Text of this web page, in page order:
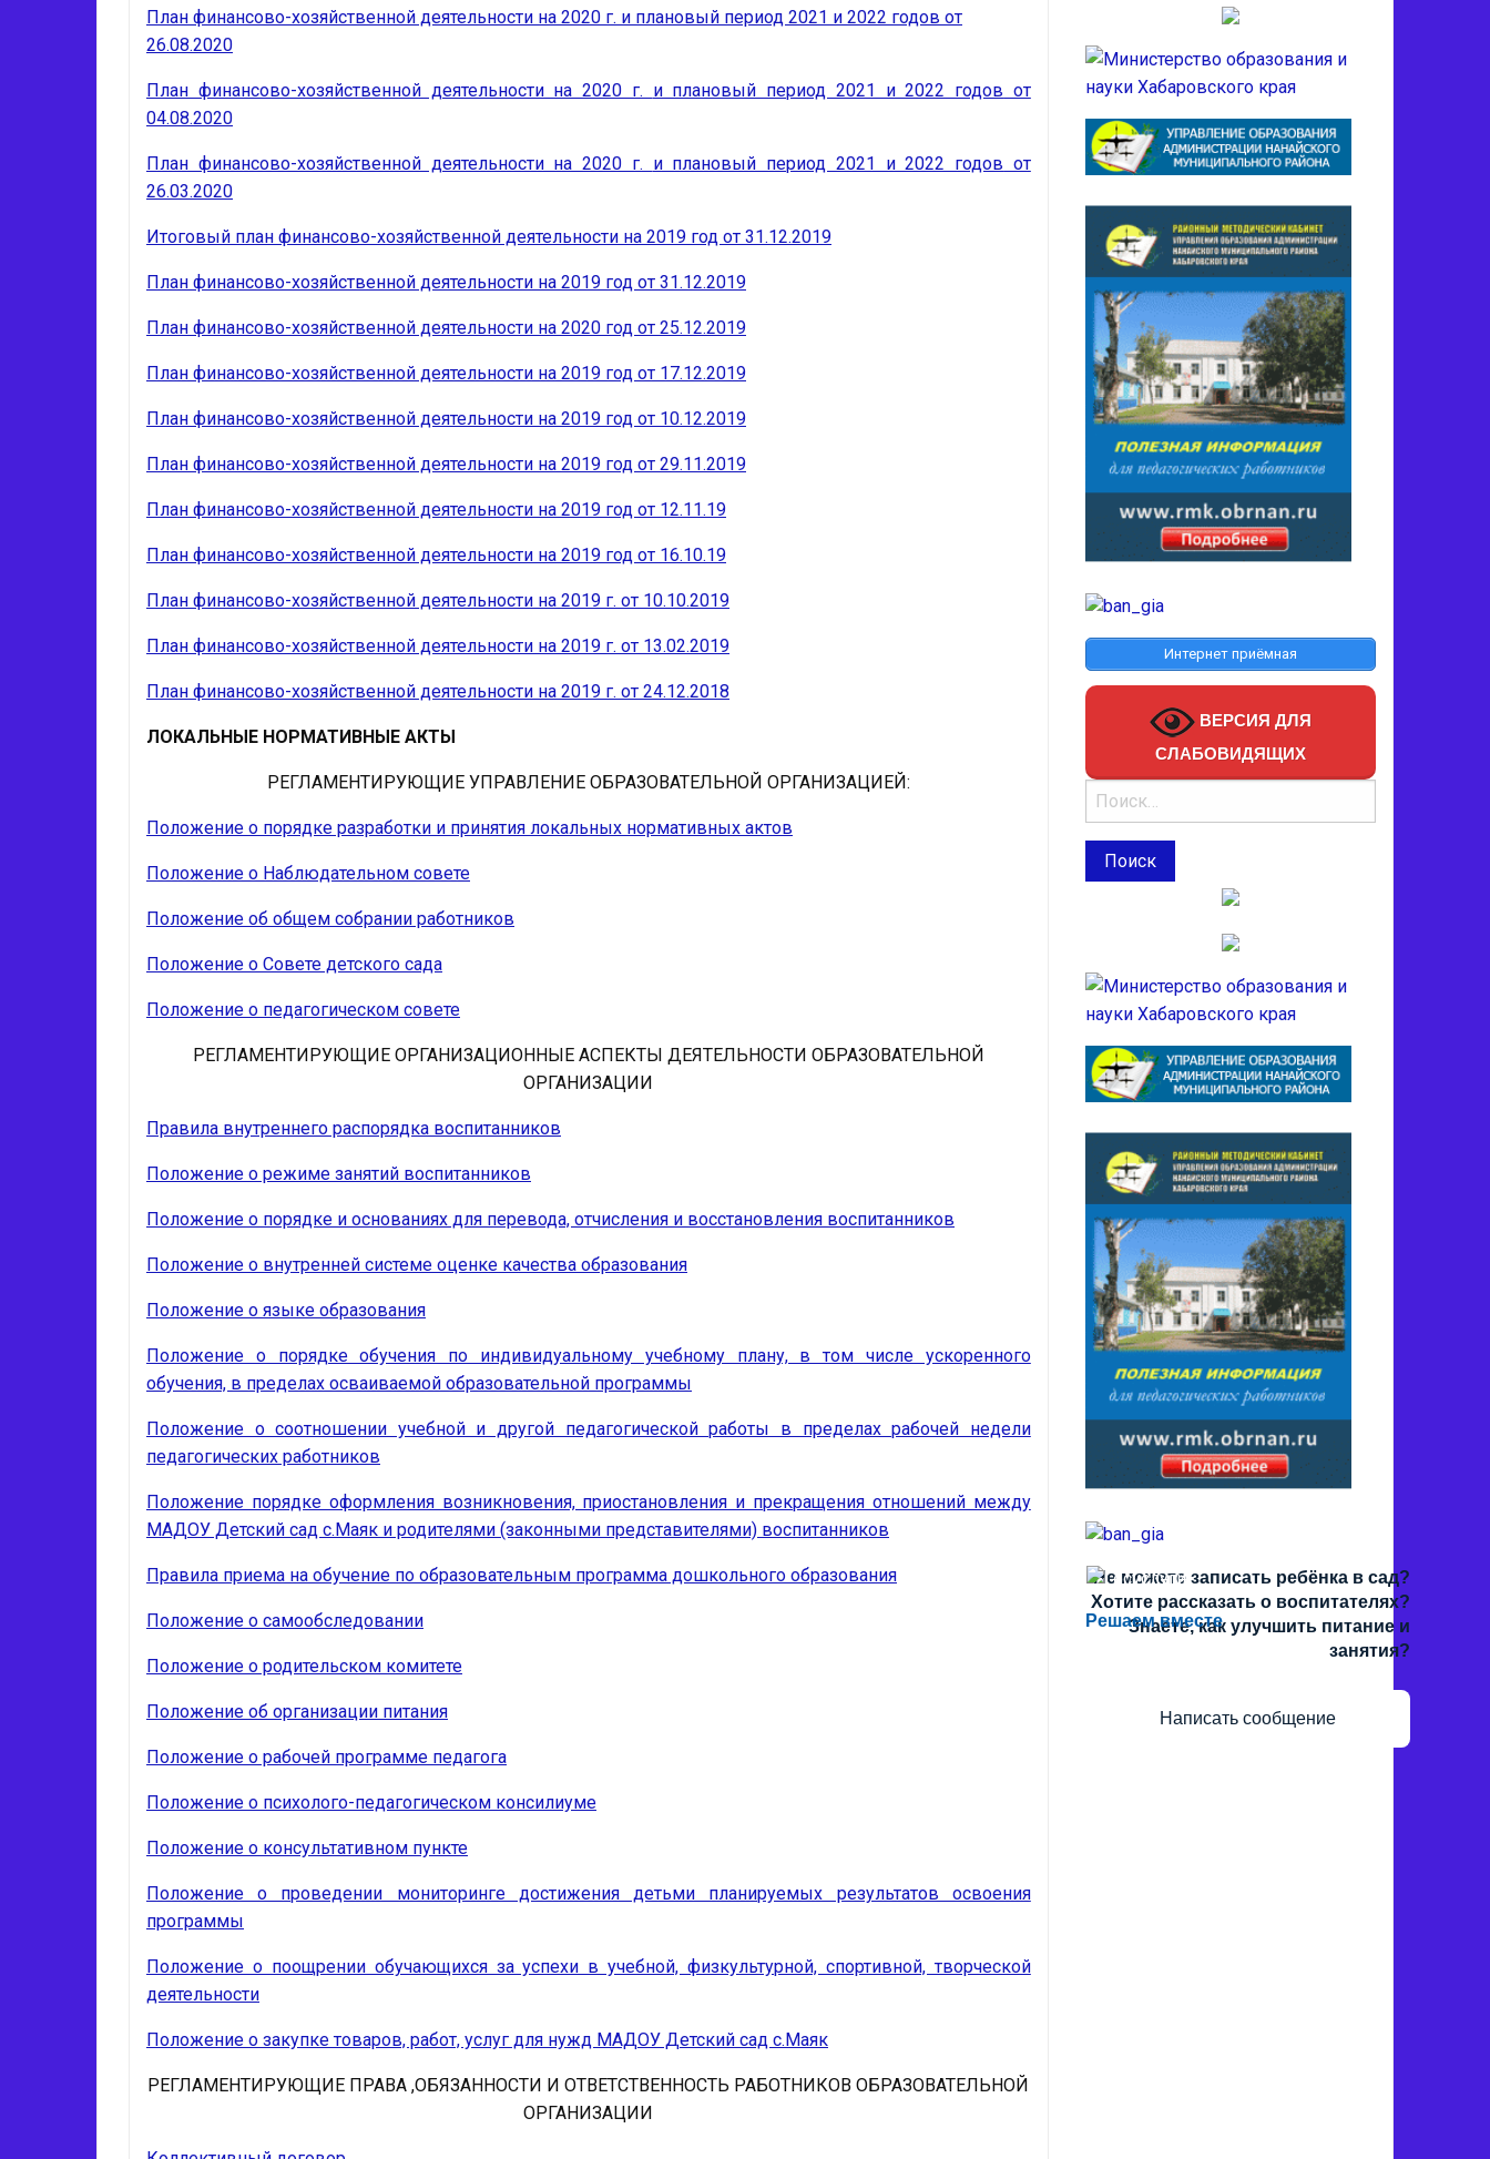
План финансово-хозяйственной деятельности на 2020 г. и плановый период 2021 и 2022 годов от
26.08.2020
План финансово-хозяйственной деятельности на 2020 г. и плановый период 2021 и 2022 годов от
04.08.2020
План финансово-хозяйственной деятельности на 2020 г. и плановый период 2021 и 2022 годов от
26.03.2020
Итоговый план финансово-хозяйственной деятельности на 2019 год от 31.12.2019
План финансово-хозяйственной деятельности на 2019 год от 31.12.2019
План финансово-хозяйственной деятельности на 2020 год от 25.12.2019
План финансово-хозяйственной деятельности на 2019 год от 17.12.2019
План финансово-хозяйственной деятельности на 2019 год от 10.12.2019
План финансово-хозяйственной деятельности на 2019 год от 29.11.2019
План финансово-хозяйственной деятельности на 2019 год от 12.11.19
План финансово-хозяйственной деятельности на 2019 год от 16.10.19
План финансово-хозяйственной деятельности на 2019 г. от 10.10.2019
План финансово-хозяйственной деятельности на 2019 г. от 13.02.2019
План финансово-хозяйственной деятельности на 2019 г. от 24.12.2018
ЛОКАЛЬНЫЕ НОРМАТИВНЫЕ АКТЫ
РЕГЛАМЕНТИРУЮЩИЕ УПРАВЛЕНИЕ ОБРАЗОВАТЕЛЬНОЙ ОРГАНИЗАЦИЕЙ:
Положение о порядке разработки и принятия локальных нормативных актов
Положение о Наблюдательном совете
Положение об общем собрании работников
Положение о Совете детского сада
Положение о педагогическом совете
РЕГЛАМЕНТИРУЮЩИЕ ОРГАНИЗАЦИОННЫЕ АСПЕКТЫ ДЕЯТЕЛЬНОСТИ ОБРАЗОВАТЕЛЬНОЙ
ОРГАНИЗАЦИИ
Правила внутреннего распорядка воспитанников
Положение о режиме занятий воспитанников
Положение о порядке и основаниях для перевода, отчисления и восстановления воспитанников
Положение о внутренней системе оценке качества образования
Положение о языке образования
Положение о порядке обучения по индивидуальному учебному плану, в том числе ускоренного
обучения, в пределах осваиваемой образовательной программы
Положение о соотношении учебной и другой педагогической работы в пределах рабочей недели
педагогических работников
Положение порядке оформления возникновения, приостановления и прекращения отношений между
МАДОУ Детский сад с.Маяк и родителями (законными представителями) воспитанников
Правила приема на обучение по образовательным программа дошкольного образования
Положение о самообследовании
Положение о родительском комитете
Положение об организации питания
Положение о рабочей программе педагога
Положение о психолого-педагогическом консилиуме
Положение о консультативном пункте
Положение о проведении мониторинге достижения детьми планируемых результатов освоения
программы
Положение о поощрении обучающихся за успехи в учебной, физкультурной, спортивной, творческой
деятельности
Положение о закупке товаров, работ, услуг для нужд МАДОУ Детский сад с.Маяк
РЕГЛАМЕНТИРУЮЩИЕ ПРАВА ,ОБЯЗАННОСТИ И ОТВЕТСТВЕННОСТЬ РАБОТНИКОВ ОБРАЗОВАТЕЛЬНОЙ
ОРГАНИЗАЦИИ
Интернет приёмная
ВЕРСИЯ ДЛЯ
СЛАБОВИДЯЩИХ
Решаем вместе
Не можете записать ребёнка в сад?
Хотите рассказать о воспитателях?
Знаете, как улучшить питание и
занятия?
Написать сообщение